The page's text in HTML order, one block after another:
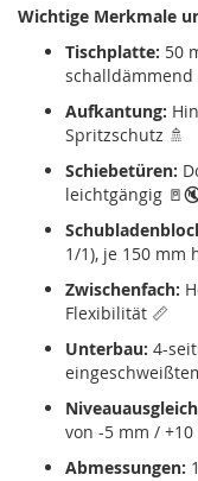
Wichtige Merkmale
Tischplatte: 50
schalldämmend
Aufkantung:
Spritzschutz 🚿
Schiebetüren:
leichtgängig
1/1), je 150 mm
Zwischenfach:
Flexibilität 📏
Unterbau: 4-
von -5 mm /
Abmessungen: